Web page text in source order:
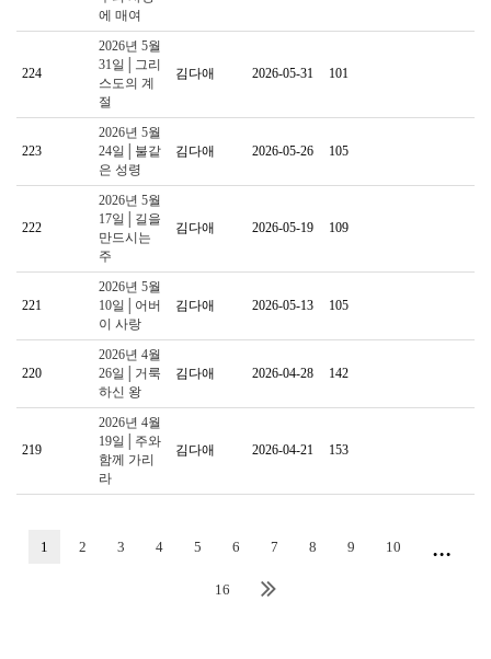
에 매여
224
2026년 5월
31일│그리
스도의 계
절
김다애 2026-05-31 101
223
2026년 5월
24일│불같
은 성령
김다애 2026-05-26 105
222
2026년 5월
17일│길을
만드시는
주
김다애 2026-05-19 109
221
2026년 5월
10일│어버
이 사랑
김다애 2026-05-13 105
220
2026년 4월
26일│거룩
하신 왕
김다애 2026-04-28 142
219
2026년 4월
19일│주와
함께 가리
라
김다애 2026-04-21 153
1 2 3 4 5 6 7 8 9 10 ...
16